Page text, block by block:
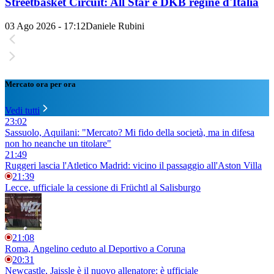
03 Ago 2026 - 17:12Daniele Rubini
Mercato ora per ora
Vedi tutti
23:02
Sassuolo, Aquilani: "Mercato? Mi fido della società, ma in difesa
non ho neanche un titolare"
21:49
Ruggeri lascia l'Atletico Madrid: vicino il passaggio all'Aston Villa
21:39
Lecce, ufficiale la cessione di Früchtl al Salisburgo
21:08
Roma, Angelino ceduto al Deportivo a Coruna
20:31
Newcastle, Jaissle è il nuovo allenatore: è ufficiale